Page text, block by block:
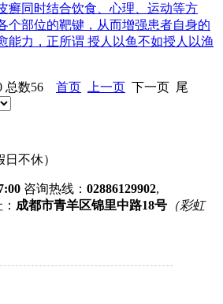
癣同时结合饮食、心理、运动等方
个部位的靶键，从而增强患者自身的
能力，正所谓 授人以鱼不如授人以渔
总数56 首页 上一页 下一页 尾
不休）
咨询热线： 02886129902,
成都市青羊区锦里中路18号 （彩虹